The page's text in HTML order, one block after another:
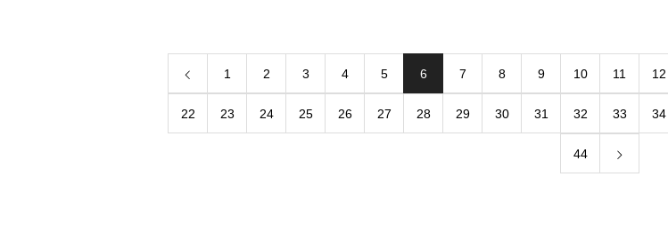
1 2 3 4 5 6 7 8 9 10 11 12
22 23 24 25 26 27 28 29 30 31 32 33 34
44